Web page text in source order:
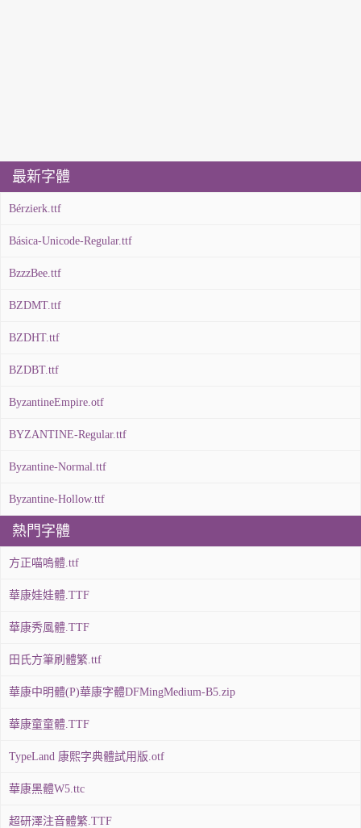
最新字體
Bérzierk.ttf
Básica-Unicode-Regular.ttf
BzzzBee.ttf
BZDMT.ttf
BZDHT.ttf
BZDBT.ttf
ByzantineEmpire.otf
BYZANTINE-Regular.ttf
Byzantine-Normal.ttf
Byzantine-Hollow.ttf
熱門字體
方正喵嗚體.ttf
華康娃娃體.TTF
華康秀風體.TTF
田氏方筆刷體繁.ttf
華康中明體(P)華康字體DFMingMedium-B5.zip
華康童童體.TTF
TypeLand 康熙字典體試用版.otf
華康黑體W5.ttc
超研澤注音體繁.TTF